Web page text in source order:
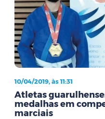
10/04/2019, às 11:31
Atletas
medalhas em
marciais